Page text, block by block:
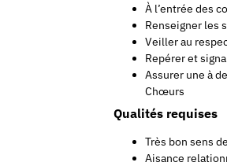
À l’entrée des
Renseigner les
Veiller au
Repérer et
Assurer une à
Chœurs
Qualités requises
Très bon sens
Aisance